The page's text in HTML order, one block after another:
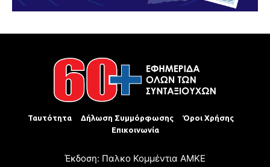
Ταυτότητα Δήλωση Συμμόρφωσης
Όροι Χρήσης
Επικοινωνία
Έκδοση: Παλκο Κομμέντια ΑΜΚΕ